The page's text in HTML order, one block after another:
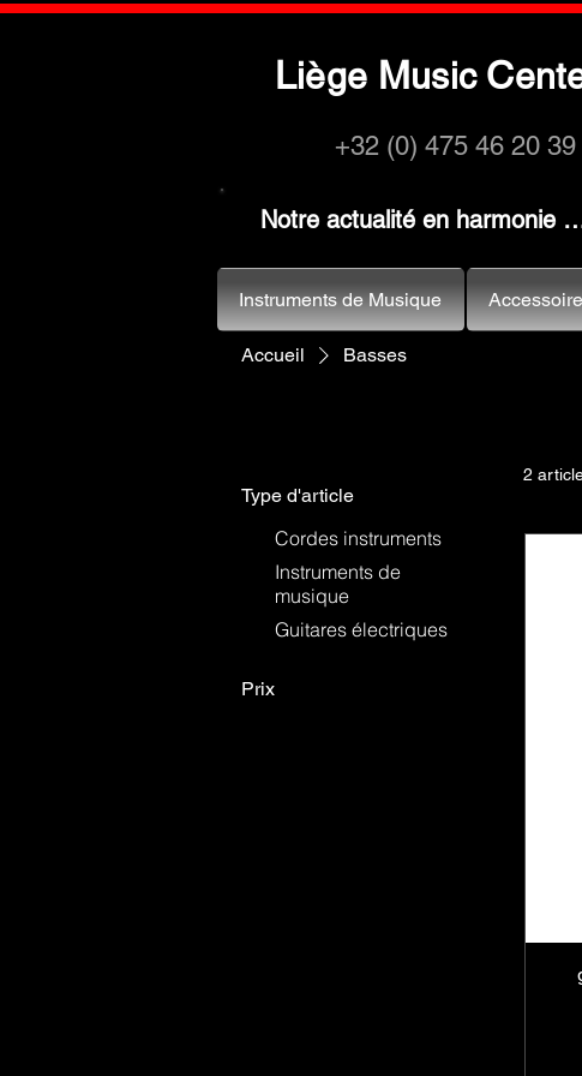
Liège Music C
+32 (0) 475 46 20 39
Notre actualité en harmonie
Accueil Basses
Type d'article
Cordes instruments
Instruments de
musique
Guitares électriques
Prix
2
Instruments de Musique